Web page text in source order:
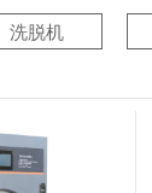
洗脱机